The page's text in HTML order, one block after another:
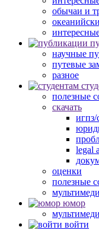
обычаи и
научные
путевые
разное
полезные
скачать
игпз/
legal
оценки
полезные
юмор
войти